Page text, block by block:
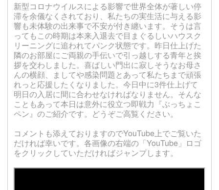
新型コロナウイルスによる影響で世界全体が著しい停
滞を余儀なくされており、私たちの実生活に与える影
響も未体験の出来事で不安が付き纏います。そうは言
ってもこの時期は本来入退去で目まぐるしいハウスク
リーニングに追われてパンク状態です。昨日仕上げた
隣のお部屋にご両親の手伝いで引っ越しする青年と挨
拶を交わしました。喜ばしい門出に寂しそうなお母さ
んの横顔、ましてや感染問題とあって私たちまで頑張
れっと応援したくなりました。今日中に3件仕上げて
明日の入居に間に合わせなければなりません。そんな
こともあって本日は意外に役立つ即戦力『ぶっちょこ
ペン』のご紹介です。どうぞご高覧ください。
コメントも添えておりますのでYouTube上でご覧いた
だければ幸いです。各画像の右端の「YouTube」ロゴ
をクリックしていただければジャンプします。